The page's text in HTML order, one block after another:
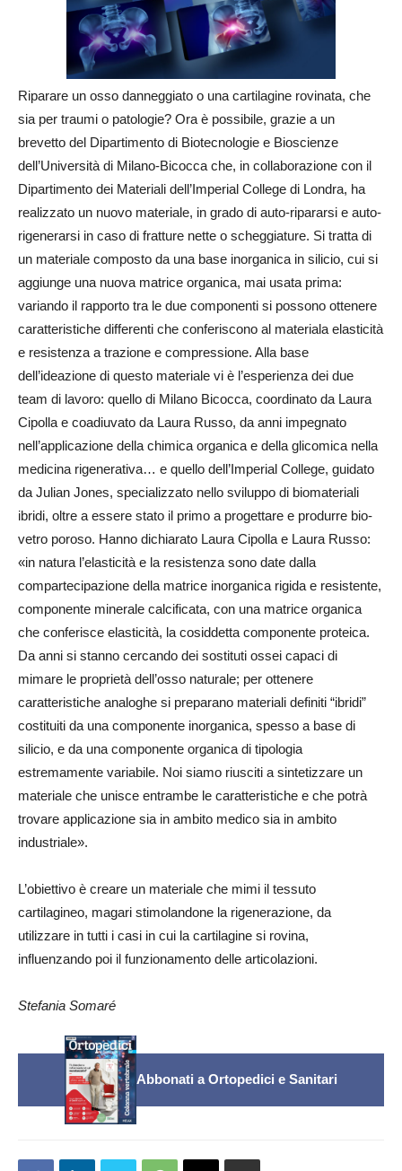
Riparare un osso danneggiato o una cartilagine rovinata, che
sia per traumi o patologie? Ora è possibile, grazie a un
brevetto del Dipartimento di Biotecnologie e Bioscienze
dell’Università di Milano-Bicocca che, in collaborazione con il
Dipartimento dei Materiali dell’Imperial College di Londra, ha
realizzato un nuovo materiale, in grado di auto-ripararsi e auto-
rigenerarsi in caso di fratture nette o scheggiature. Si tratta di
un materiale composto da una base inorganica in silicio, cui si
aggiunge una nuova matrice organica, mai usata prima:
variando il rapporto tra le due componenti si possono ottenere
caratteristiche differenti che conferiscono al materiala elasticità
e resistenza a trazione e compressione. Alla base
dell’ideazione di questo materiale vi è l’esperienza dei due
team di lavoro: quello di Milano Bicocca, coordinato da Laura
Cipolla e coadiuvato da Laura Russo, da anni impegnato
nell’applicazione della chimica organica e della glicomica nella
medicina rigenerativa… e quello dell’Imperial College, guidato
da Julian Jones, specializzato nello sviluppo di biomateriali
ibridi, oltre a essere stato il primo a progettare e produrre bio-
vetro poroso. Hanno dichiarato Laura Cipolla e Laura Russo:
«in natura l’elasticità e la resistenza sono date dalla
compartecipazione della matrice inorganica rigida e resistente,
componente minerale calcificata, con una matrice organica
che conferisce elasticità, la cosiddetta componente proteica.
Da anni si stanno cercando dei sostituti ossei capaci di
mimare le proprietà dell’osso naturale; per ottenere
caratteristiche analoghe si preparano materiali definiti “ibridi”
costituiti da una componente inorganica, spesso a base di
silicio, e da una componente organica di tipologia
estremamente variabile. Noi siamo riusciti a sintetizzare un
materiale che unisce entrambe le caratteristiche e che potrà
trovare applicazione sia in ambito medico sia in ambito
industriale».
L’obiettivo è creare un materiale che mimi il tessuto
cartilagineo, magari stimolandone la rigenerazione, da
utilizzare in tutti i casi in cui la cartilagine si rovina,
influenzando poi il funzionamento delle articolazioni.
Stefania Somaré
Abbonati a Ortopedici e Sanitari